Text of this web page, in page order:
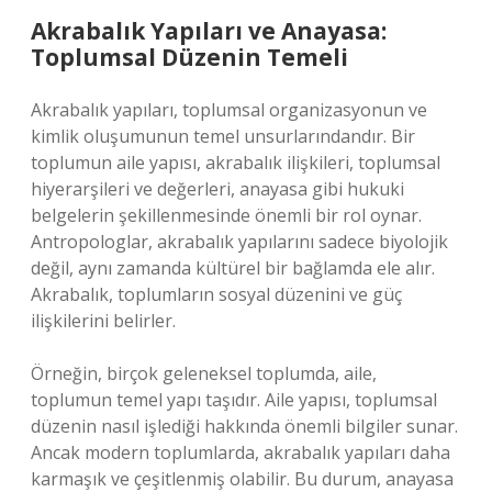
Akrabalık Yapıları ve Anayasa:
Toplumsal Düzenin Temeli
Akrabalık yapıları, toplumsal organizasyonun ve
kimlik oluşumunun temel unsurlarındandır. Bir
toplumun aile yapısı, akrabalık ilişkileri, toplumsal
hiyerarşileri ve değerleri, anayasa gibi hukuki
belgelerin şekillenmesinde önemli bir rol oynar.
Antropologlar, akrabalık yapılarını sadece biyolojik
değil, aynı zamanda kültürel bir bağlamda ele alır.
Akrabalık, toplumların sosyal düzenini ve güç
ilişkilerini belirler.
Örneğin, birçok geleneksel toplumda, aile,
toplumun temel yapı taşıdır. Aile yapısı, toplumsal
düzenin nasıl işlediği hakkında önemli bilgiler sunar.
Ancak modern toplumlarda, akrabalık yapıları daha
karmaşık ve çeşitlenmiş olabilir. Bu durum, anayasa